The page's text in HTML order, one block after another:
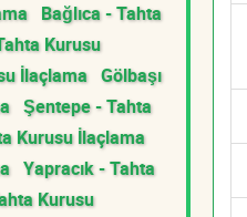
Bağlıca - Tahta
Kurusu
İlaçlama Gölbaşı
Şentepe - Tahta
Kurusu İlaçlama
Yapracık - Tahta
Kurusu